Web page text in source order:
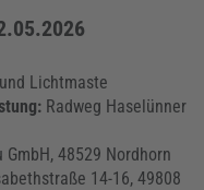
Lichtmaste
Radweg Haselünner
48529 Nordhorn
14-16, 49808